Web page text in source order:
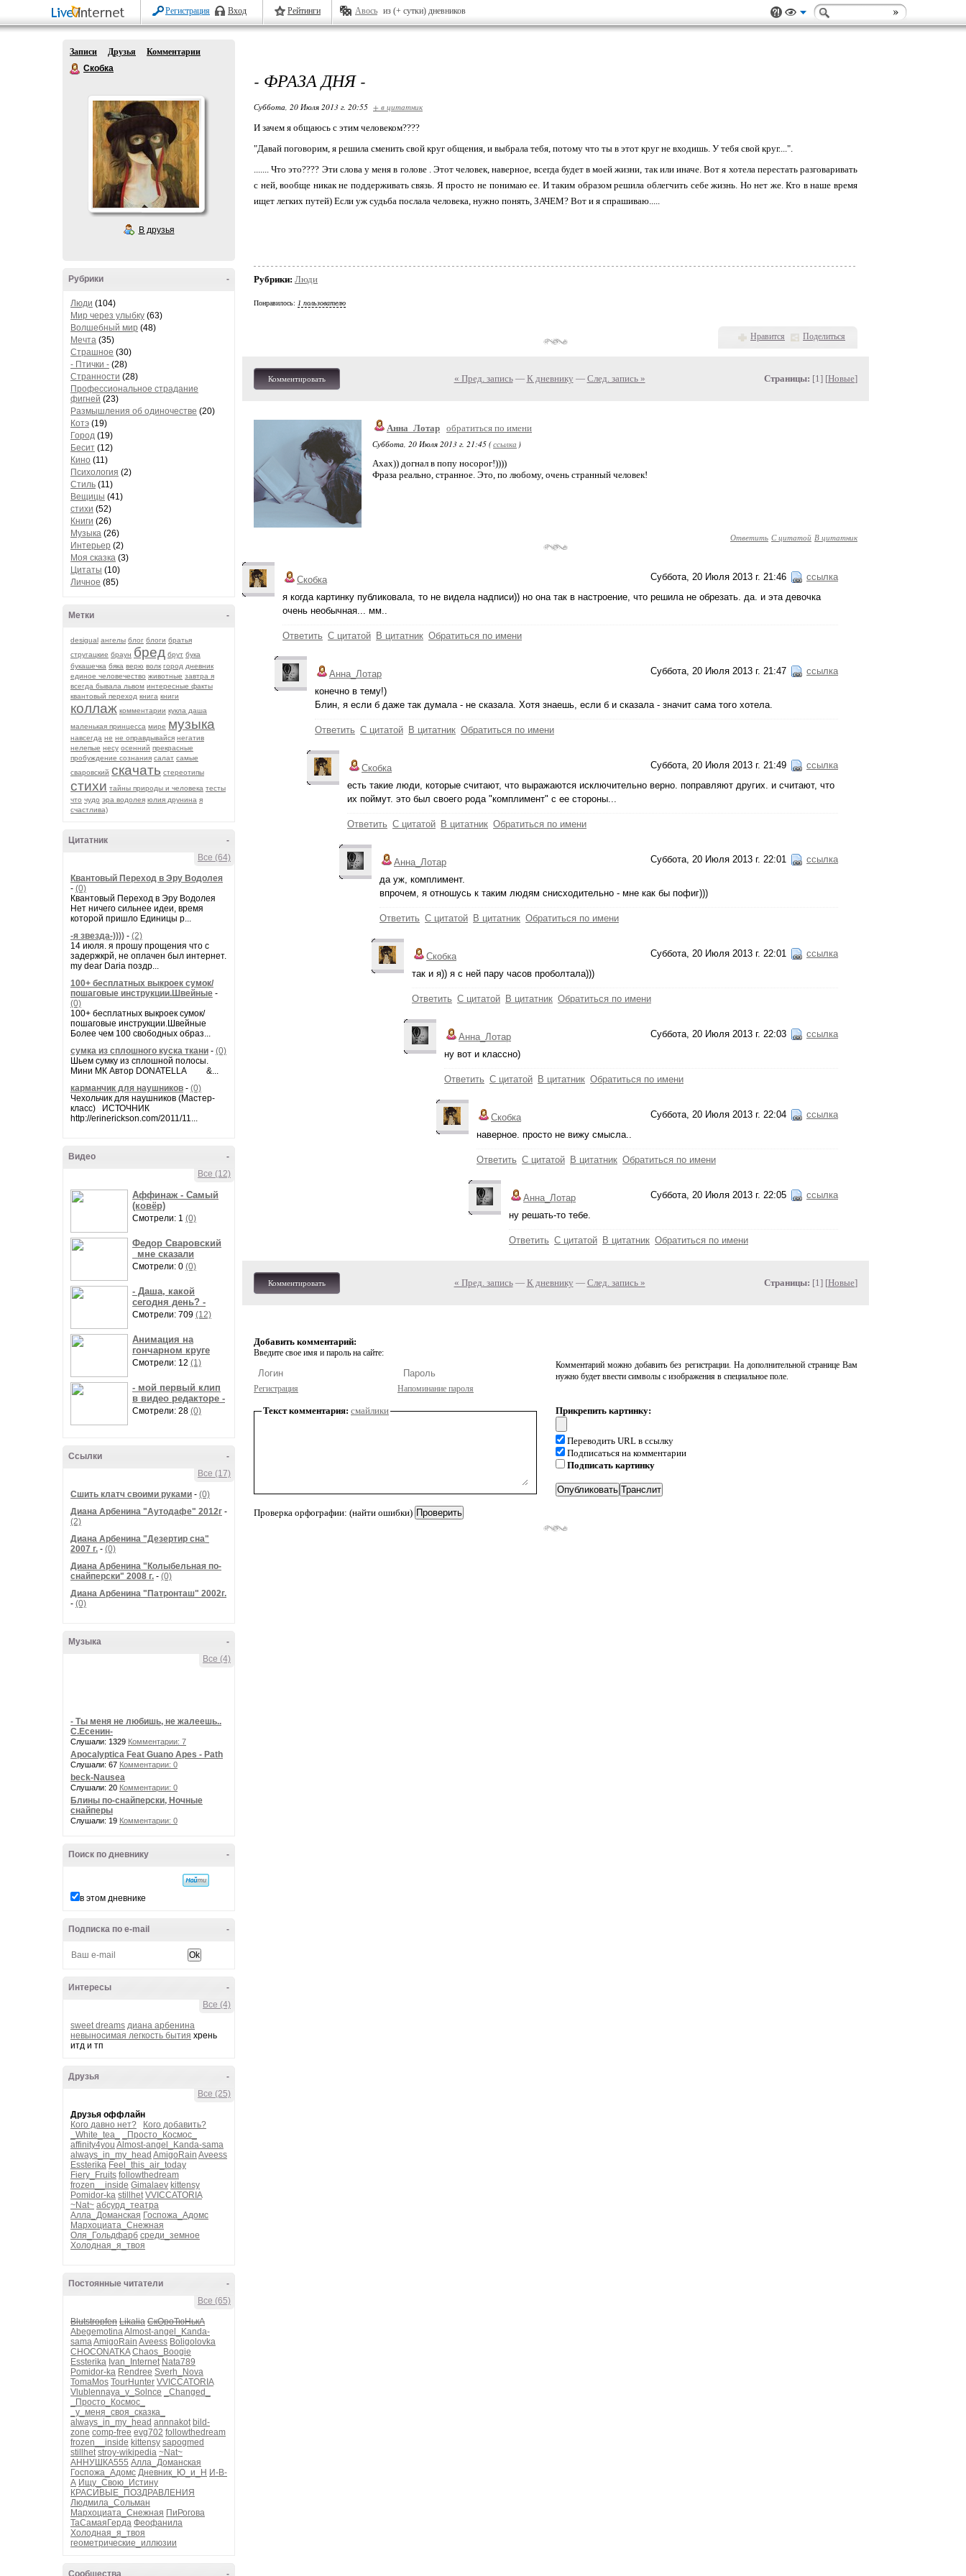
Регистрация Вход Рейтинги Авось из (+ сутки) дневников
Записи Друзья
Комментарии
Скобка
В друзья
-
Рубрики
Люди (104)
Мир через улыбку (63)
Волшебный мир (48)
Мечта (35)
Страшное (30)
- Птички - (28)
Странности (28)
Профессиональное страдание
фигней (23)
Размышления об одиночестве (20)
Котэ (19)
Город (19)
Бесит (12)
Кино (11)
Психология (2)
Стиль (11)
Вещицы (41)
стихи (52)
Книги (26)
Музыка (26)
Интерьер (2)
Моя сказка (3)
Цитаты (10)
Личное (85)
-
Метки
desigual ангелы блог блоги братья
стругацкие браун бред брут бука
букашечка бяка верю волк город дневник
единое человечество животные завтра я
всегда бывала львом интересные факты
квантовый переход книга книги
коллаж комментарии кукла даша
маленькая принцесса мире музыка
навсегда не не оправдывайся негатив
нелепые несу осенний прекрасные
пробуждение сознания салат самые
сваровский скачать стереотипы
стихи тайны природы и человека тесты
что чудо эра водолея юлия друнина я
счастлива)
-
Цитатник
Все (64)
Квантовый Переход в Эру Водолея
- (0)
Квантовый Переход в Эру Водолея
Нет ничего сильнее идеи, время
которой пришло Единицы р...
-я звезда-)))) - (2)
14 июля. я прошу прощения что с
задержкрй, не оплачен был интернет.
my dear Daria поздр...
100+ бесплатных выкроек сумок/
пошаговые инструкции.Швейные -
(0)
100+ бесплатных выкроек сумок/
пошаговые инструкции.Швейные
Более чем 100 свободных образ...
сумка из сплошного куска ткани - (0)
Шьем сумку из сплошной полосы.
Мини МК Автор DONATELLA &...
карманчик для наушников - (0)
Чехольчик для наушников (Мастер-
класс) ИСТОЧНИК
http://erinerickson.com/2011/11...
-
Видео
Все (12)
Аффинаж - Самый
(ковёр)
Смотрели: 1 (0)
Федор Сваровский
_мне сказали
Смотрели: 0 (0)
- Даша, какой
сегодня день? -
Смотрели: 709 (12)
Анимация на
гончарном круге
Смотрели: 12 (1)
- мой первый клип
в видео редакторе -
Смотрели: 28 (0)
-
Ссылки
Все (17)
Сшить клатч своими руками - (0)
Диана Арбенина "Аутодафе" 2012г -
(2)
Диана Арбенина "Дезертир сна"
2007 г. - (0)
Диана Арбенина "Колыбельная по-
снайперски" 2008 г. - (0)
Диана Арбенина "Патронташ" 2002г.
- (0)
-
Музыка
Все (4)
- Ты меня не любишь, не жалеешь..
С.Есенин-
Слушали: 1329 Комментарии: 7
Apocalyptica Feat Guano Apes - Path
Слушали: 67 Комментарии: 0
beck-Nausea
Слушали: 20 Комментарии: 0
Блины по-снайперски, Ночные
снайперы
Слушали: 19 Комментарии: 0
-
Поиск по дневнику
в этом дневнике
-
Подписка по e-mail
-
Интересы
Все (4)
sweet dreams диана арбенина
невыносимая легкость бытия хрень
итд и тп
-
Друзья
Все (25)
Друзья оффлайн
Кого давно нет?
Кого добавить?
_White_tea_
_Просто_Космос_
affinity4you Almost-angel_Kanda-sama
always_in_my_head AmigoRain Aveess
Essterika Feel_this_air_today
Fiery_Fruits followthedream
frozen__inside Gimalaev kittensy
Pomidor-ka stillhet VVICCATORIA
~Nat~ абсурд_театра
Алла_Доманская Госпожа_Адомс
Мархоциата_Снежная
Оля_Гольдфарб среди_земное
Холодная_я_твоя
-
Постоянные читатели
Все (65)
Blutstropfen Likalia СкОроТюНькА
AbegemotinaAlmost-angel_Kanda-
samaAmigoRain Aveess Boligolovka
CHOCONATKA Chaos_Boogie
Essterika Ivan_Internet Nata789
Pomidor-ka Rendree Sverh_Nova
TomaMos TourHunter VVICCATORIA
Vlublennaya_v_Solnce
_Changed_
_Просто_Космос_
_у_меня_своя_сказка_
always_in_my_head annnakot bild-
zone comp-free evg702 followthedream
frozen__inside kittensy sapogmed
stillhet stroy-wikipedia ~Nat~
АННУШКА555 Алла_Доманская
Госпожа_Адомс Дневник_Ю_и_Н И-В-
А Ищу_Свою_Истину
КРАСИВЫЕ_ПОЗДРАВЛЕНИЯ
Людмила_Сольман
Мархоциата_Снежная ПиРогова
ТаСамаяГерда Феофанила
Холодная_я_твоя
геометрические_иллюзии
-
Сообщества
- ФРАЗА ДНЯ -
Суббота, 20 Июля 2013 г. 20:55 + в цитатник
И зачем я общаюсь с этим человеком????
"Давай поговорим, я решила сменить свой круг общения, и выбрала тебя, потому что ты в этот круг не входишь. У тебя свой круг....".
....... Что это???? Эти слова у меня в голове . Этот человек, наверное, всегда будет в моей жизни, так или иначе. Вот я хотела перестать разговаривать
с ней, вообще никак не поддерживать связь. Я просто не понимаю ее. И таким образом решила облегчить себе жизнь. Но нет же. Кто в наше время
ищет легких путей) Если уж судьба послала человека, нужно понять, ЗАЧЕМ? Вот и я спрашиваю.....
Рубрики: Люди
Понравилось: 1 пользователю
Нравится Поделиться
Комментировать « Пред. запись— К дневнику — След. запись » Страницы: [1] [Новые]
Анна_Лотар обратиться по имени
Суббота, 20 Июля 2013 г. 21:45 (ссылка )
Ахах)) догнал в попу носорог!))))
Фраза реально, странное. Это, по любому, очень странный человек!
Ответить С цитатой В цитатник
Суббота, 20 Июля 2013 г. 21:46 ссылка
Скобка
я когда картинку публиковала, то не видела надписи)) но она так в настроение, что решила не обрезать. да. и эта девочка
очень необычная... мм..
Ответить С цитатой В цитатник Обратиться по имени
Суббота, 20 Июля 2013 г. 21:47 ссылка
Анна_Лотар
конечно в тему!)
Блин, я если б даже так думала - не сказала. Хотя знаешь, если б и сказала - значит сама того хотела.
Ответить С цитатой В цитатник Обратиться по имени
Суббота, 20 Июля 2013 г. 21:49 ссылка
Скобка
есть такие люди, которые считают, что выражаются исключительно верно. поправляют других. и считают, что
их поймут. это был своего рода "комплимент" с ее стороны...
Ответить С цитатой В цитатник Обратиться по имени
Суббота, 20 Июля 2013 г. 22:01 ссылка
Анна_Лотар
да уж, комплимент.
впрочем, я отношусь к таким людям снисходительно - мне как бы пофиг)))
Ответить С цитатой В цитатник Обратиться по имени
Суббота, 20 Июля 2013 г. 22:01 ссылка
Скобка
так и я)) я с ней пару часов проболтала)))
Ответить С цитатой В цитатник Обратиться по имени
Суббота, 20 Июля 2013 г. 22:03 ссылка
Анна_Лотар
ну вот и классно)
Ответить С цитатой В цитатник Обратиться по имени
Суббота, 20 Июля 2013 г. 22:04 ссылка
Скобка
наверное. просто не вижу смысла..
Ответить С цитатой В цитатник Обратиться по имени
Суббота, 20 Июля 2013 г. 22:05 ссылка
Анна_Лотар
ну решать-то тебе.
Ответить С цитатой В цитатник Обратиться по имени
Комментировать « Пред. запись— К дневнику — След. запись » Страницы: [1] [Новые]
Добавить комментарий:
Введите свое имя и пароль на сайте:
Регистрация Напоминание пароля
Комментарий можно добавить без регистрации. На дополнительной странице Вам
нужно будет ввести символы с изображения в специальное поле.
Текст комментария: смайлики
Проверка орфографии: (найти ошибки)
Прикрепить картинку:
Переводить URL в ссылку
Подписаться на комментарии
Подписать картинку